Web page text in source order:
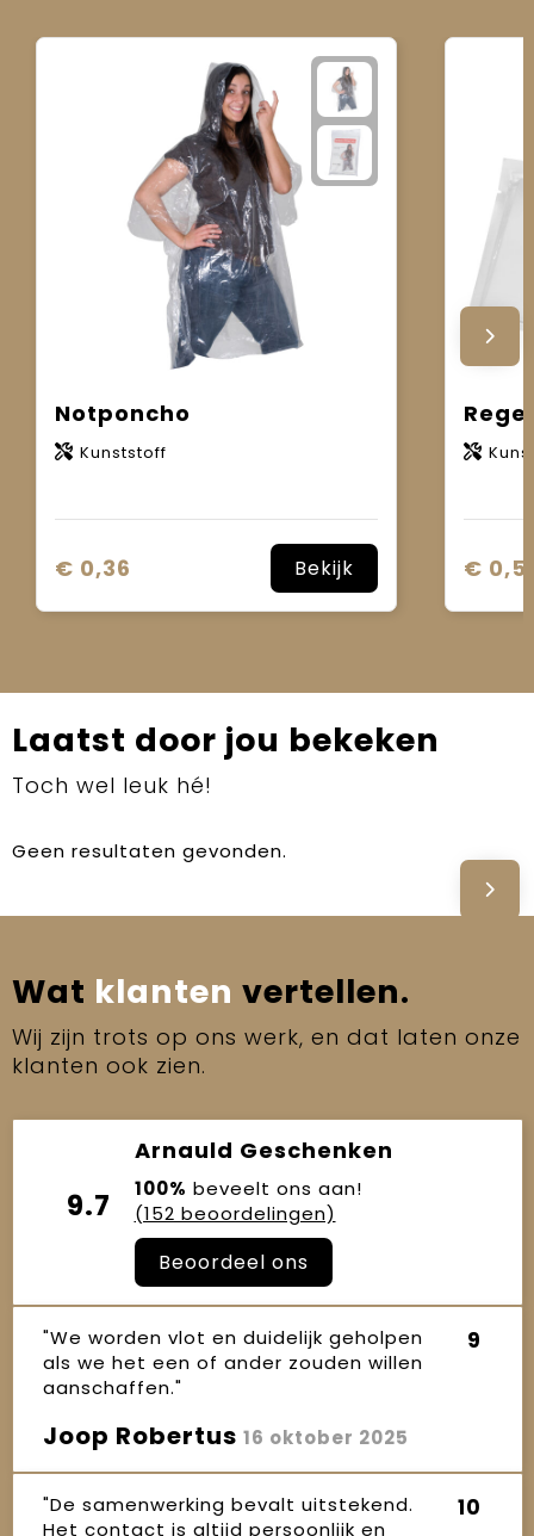
Notponcho
Kunststoff
€ 0,36 Bekijk €
Laatst door jou bekeken
Toch wel leuk hé!
Geen resultaten gevonden.
Wat klanten vertellen.
Wij zijn trots op ons werk, en dat laten onze
klanten ook zien.
9.7
Arnauld Geschenken
100% beveelt ons aan!
(152 beoordelingen)
Beoordeel ons
"We worden vlot en duidelijk geholpen
als we het een of ander zouden willen
aanschaffen."
9
Joop Robertus 16 oktober 2025
"De samenwerking bevalt uitstekend.
Het contact is altijd persoonlijk en
10